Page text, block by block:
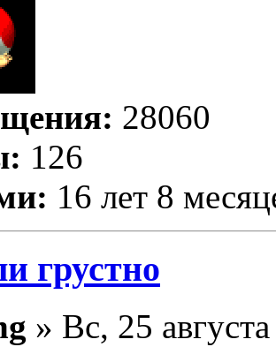
28060
126
16 лет 8
грустно
» Вс, 25